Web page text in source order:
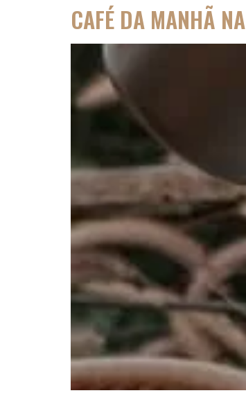
CAFÉ DA MANHÃ